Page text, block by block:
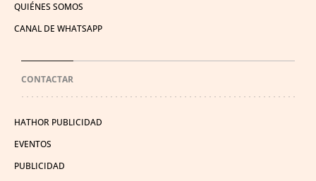
QUIÉNES SOMOS
CANAL DE WHATSAPP
CONTACTAR
HATHOR PUBLICIDAD
EVENTOS
PUBLICIDAD